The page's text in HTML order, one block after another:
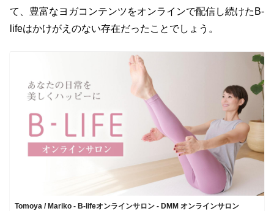
て、豊富なヨガコンテンツをオンラインで配信し続けたB-
lifeはかけがえのない存在だったことでしょう。
Tomoya / Mariko - B-lifeオンラインサロン - DMM オンラインサロン